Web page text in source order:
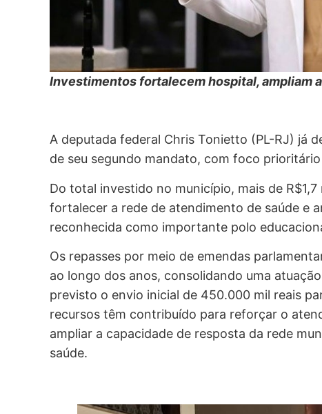
Investimentos fortalecem hospital, ampliam
A deputada federal Chris Tonietto (PL-RJ) já
de seu segundo mandato, com foco prioritário
Do total investido no município, mais de
fortalecer a rede de atendimento de saúde e
reconhecida como importante polo
Os repasses por meio de emendas
ao longo dos anos, consolidando uma
previsto o envio inicial de 450.000 mil reais
recursos têm contribuído para reforçar o
ampliar a capacidade de resposta da rede
saúde.